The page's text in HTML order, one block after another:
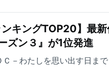
ンキングTOP20】最
ズン３』が1位発進
Ｃ－わたしを思い出す日ま